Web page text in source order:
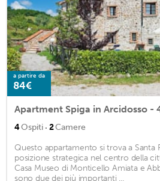
a partire da
84€
4Ospiti · 2Camere
Questo appartamento si trova a Santa
posizione strategica nel centro della
Casa Museo di Monticello Amiata e
sono due dei più importanti ...